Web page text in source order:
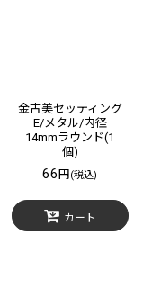
金古美セッティング
E/メタル/内径
14mmラウンド(1
個)
66円 (税込)
カート